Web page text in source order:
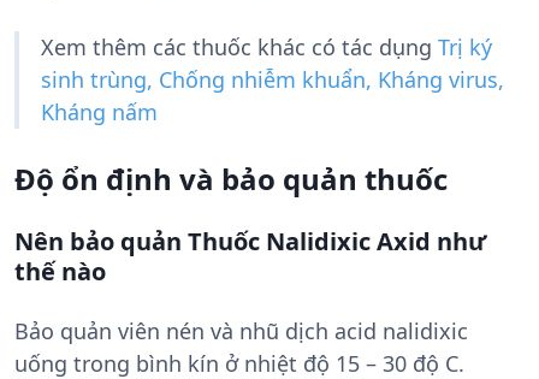
Xem thêm các thuốc khác có tác dụng Trị ký
sinh trùng, Chống nhiễm khuẩn, Kháng virus,
Kháng nấm
Độ ổn định và bảo quản thuốc
Nên bảo quản Thuốc Nalidixic Axid như
thế nào
Bảo quản viên nén và nhũ dịch acid nalidixic
uống trong bình kín ở nhiệt độ 15 – 30 độ C.